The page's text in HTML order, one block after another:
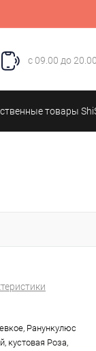
с 09.00 до
товары
Ранункулюс
кустовая Роза,